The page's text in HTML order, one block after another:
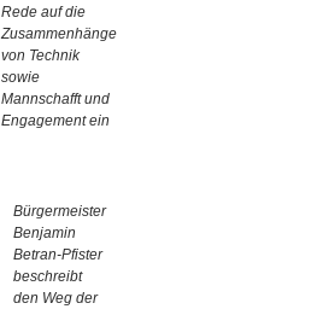
Rede auf die
Zusammenhänge
von Technik
sowie
Mannschafft und
Engagement ein
Bürgermeister
Benjamin
Betran-Pfister
beschreibt
den Weg der